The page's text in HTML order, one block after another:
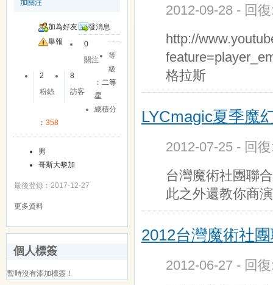
加關注
加為好友
發消息
舉報
0
關注
2
粉絲
8
訪客
等
級
︰二等
星
總積分
︰ 358
男
哥斯大黎加
最後登錄︰2017-12-27
更多資料
個人標簽
暫時沒有添加標簽！
2012-09-28 - 回
http://
格拉斯
LYCmagic夏季魔
2012-07-25 - 回
台灣魔術社團聯
此之外還教你商
2012台灣魔術社
2012-06-27 - 回